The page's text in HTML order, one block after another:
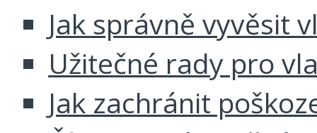
Jak správně vyvěsit
Užitečné rady pro
Jak zachránit